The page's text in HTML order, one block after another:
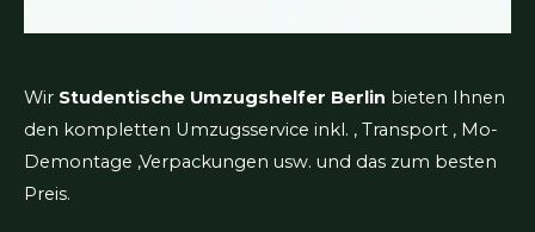
Wir Studentische Umzugshelfer Berlin bieten Ihnen
den kompletten Umzugsservice inkl. , Transport , Mo-
Demontage ,Verpackungen usw. und das zum besten
Preis.